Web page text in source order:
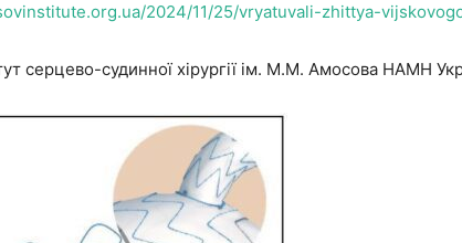
2024/11/25/vryatuvali-zhittya-
серцево-судинної хірургії ім. М.М. Амосова НАМН